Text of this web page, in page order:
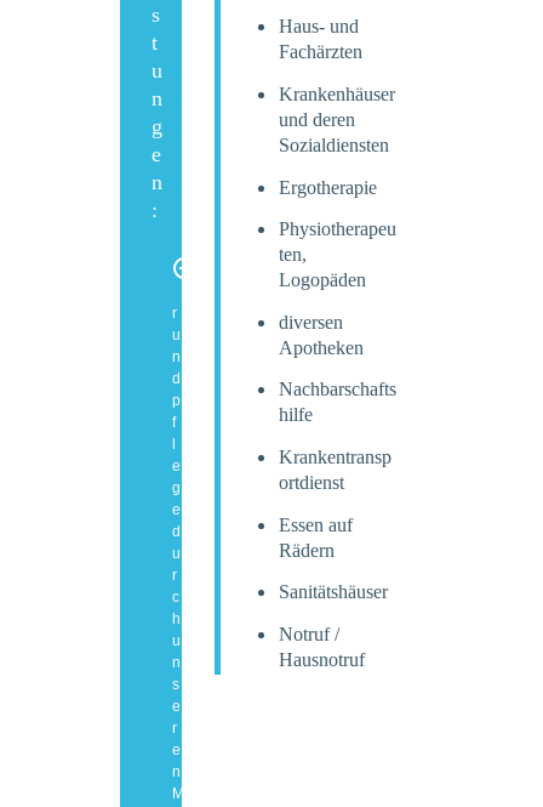
s
t
u
n
g
e
n
:
r
u
n
d
p
f
e
g
e
d
u
r
c
h
u
n
s
e
r
e
n
M
Haus- und
Fachärzten
Krankenhäuser
und deren
Sozialdiensten
Ergotherapie
Physiotherapeu
ten,
Logopäden
diversen
Apotheken
Nachbarschafts
hilfe
Krankentransp
ortdienst
Essen auf
Rädern
Sanitätshäuser
Notruf /
Hausnotruf